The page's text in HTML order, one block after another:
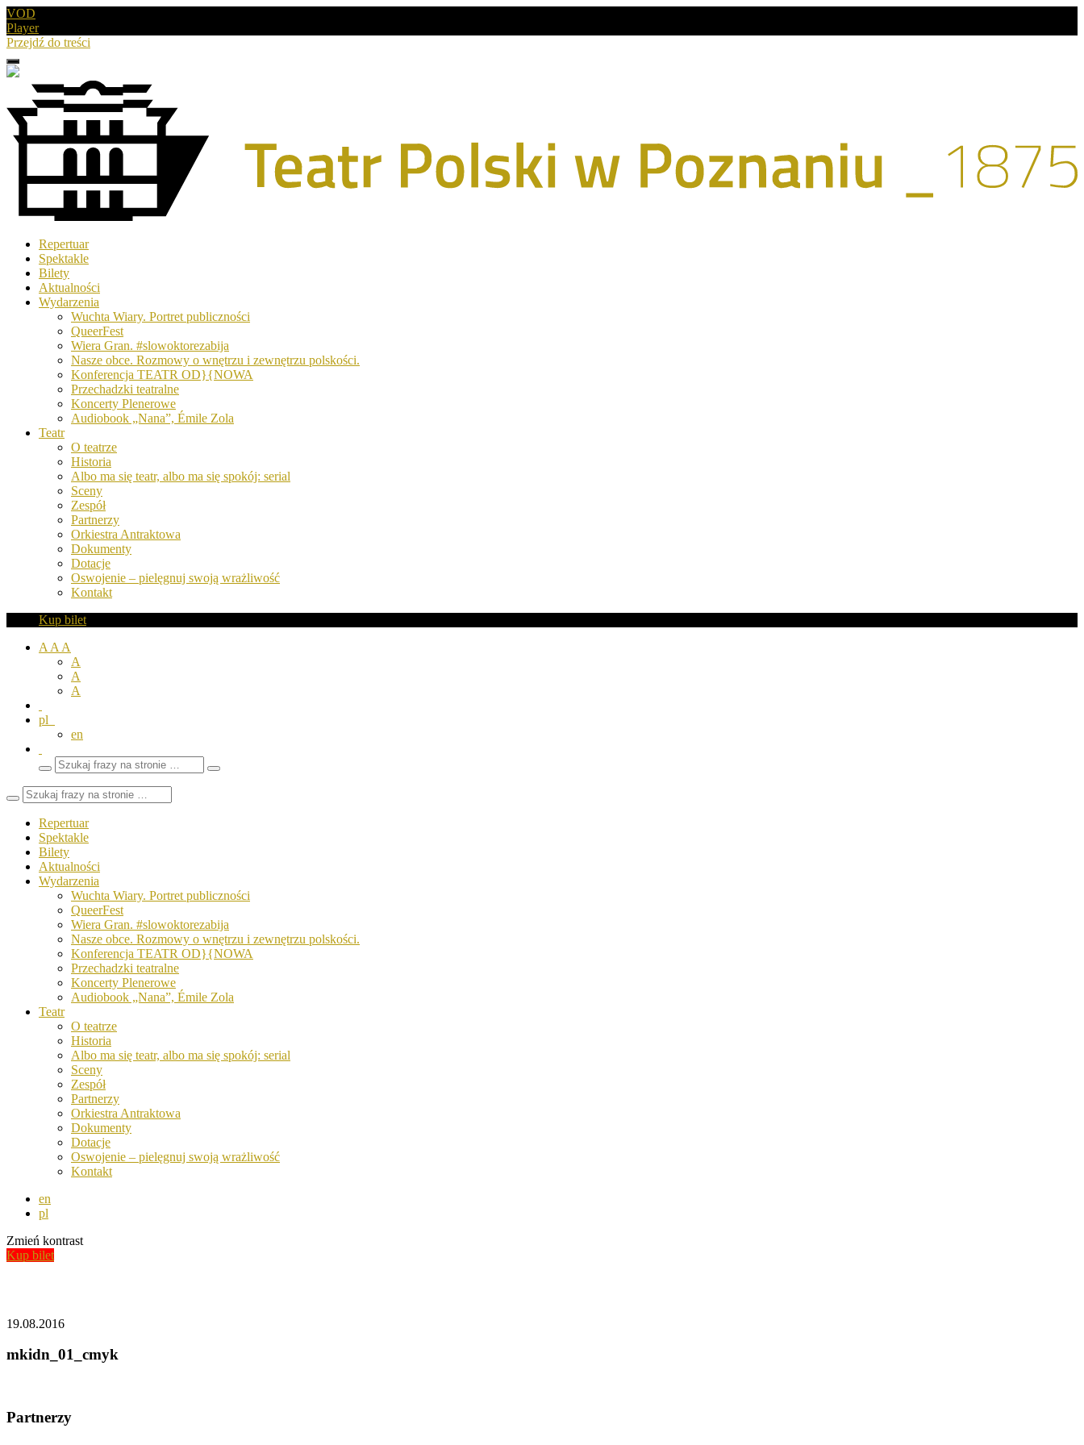
VOD
Player
Przejdź do treści
Menu
Drugie
Teatr
Polski
Poznaniu
Repertuar
Spektakle
Bilety
Aktualności
Wydarzenia
Wuchta Wiary. Portret publiczności
QueerFest
Wiera Gran. #slowoktorezabija
Nasze obce. Rozmowy o wnętrzu i zewnętrzu polskości.
Konferencja TEATR OD}{NOWA
Przechadzki teatralne
Koncerty Plenerowe
Audiobook „Nana”, Émile Zola
Teatr
O teatrze
Historia
Albo ma się teatr, albo ma się spokój: serial
Sceny
Zespół
Partnerzy
Orkiestra Antraktowa
Dokumenty
Dotacje
Oswojenie – pielęgnuj swoją wrażliwość
Kontakt
Kup bilet
A A A
A
A
A
pl
en
Wyszukaj
frazy
Zamknij
Repertuar
Spektakle
Bilety
Aktualności
Wydarzenia
Wuchta Wiary. Portret publiczności
QueerFest
Wiera Gran. #slowoktorezabija
Nasze obce. Rozmowy o wnętrzu i zewnętrzu polskości.
Konferencja TEATR OD}{NOWA
Przechadzki teatralne
Koncerty Plenerowe
Audiobook „Nana”, Émile Zola
Teatr
O teatrze
Historia
Albo ma się teatr, albo ma się spokój: serial
Sceny
Zespół
Partnerzy
Orkiestra Antraktowa
Dokumenty
Dotacje
Oswojenie – pielęgnuj swoją wrażliwość
Kontakt
en
pl
Zmień kontrast
Kup bilet
19.08.2016
mkidn_01_cmyk
Partnerzy